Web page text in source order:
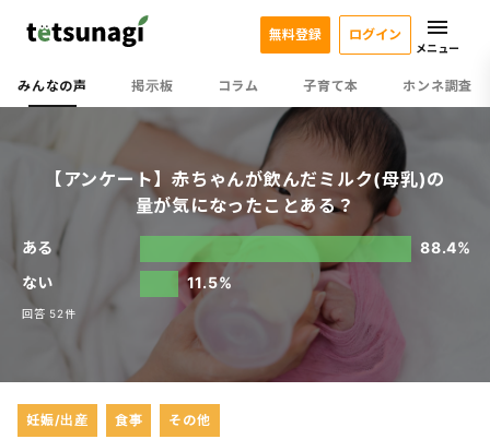
みんなの声 掲示板 コラム 子育て本 ホンネ調査
無料登録 ログイン
メニュー
【アンケート】赤ちゃんが飲んだミルク(母乳)の
量が気になったことある？
ある
88.4%
ない
11.5%
回答 52件
妊娠/出産 食事 その他